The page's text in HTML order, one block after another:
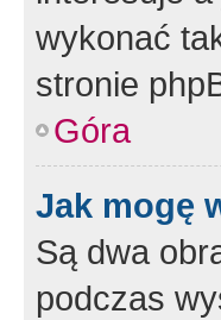
wykonać
stronie
Góra
Jak mogę
Są dwa
podczas